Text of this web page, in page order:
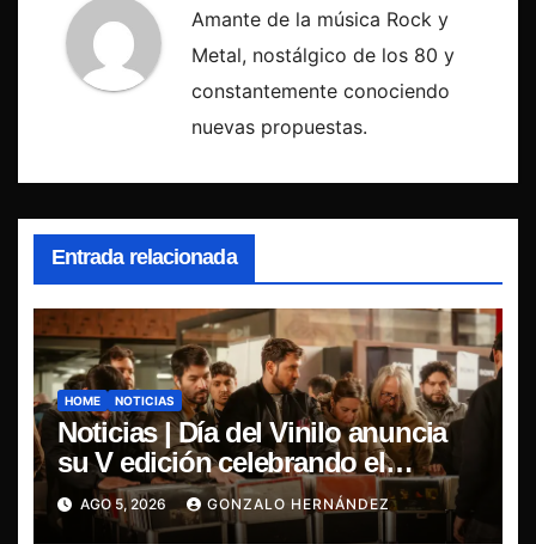
Amante de la música Rock y
Metal, nostálgico de los 80 y
constantemente conociendo
nuevas propuestas.
Entrada relacionada
HOME NOTICIAS
Noticias | Día del Vinilo anuncia
su V edición celebrando el
regreso del 7″ fabricado en Chile
AGO 5, 2026 GONZALO HERNÁNDEZ